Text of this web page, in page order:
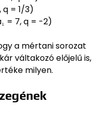
q = 1/3)
= 7, q = -2)
a mértani sorozat
váltakozó előjelű is,
milyen.